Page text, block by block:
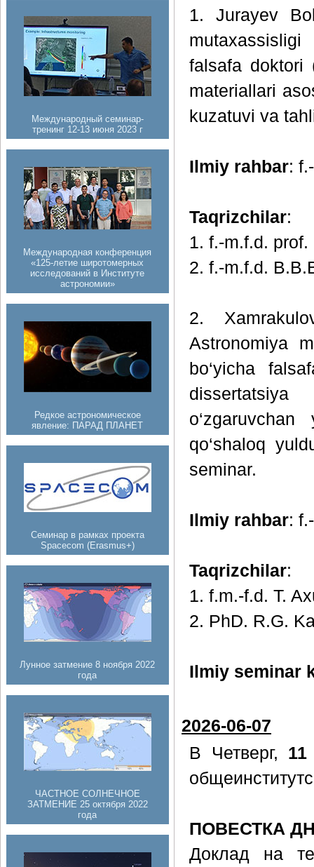
Международный семинар-
тренинг 12-13 июня 2023 г
Международная конференция
«125-летие широтомерных
исследований в Институте
астрономии»
Редкое астрономическое
явление: ПАРАД ПЛАНЕТ
Семинар в рамках проекта
Spacecom (Erasmus+)
Лунное затмение 8 ноября 2022
года
ЧАСТНОЕ СОЛНЕЧНОЕ
ЗАТМЕНИЕ 25 октября 2022
года
1. Jurayev
falsafa doktori
materiallari
kuzatuvi va
Ilmiy rahbar:
Taqrizchilar:
1. f.-m.f.d.
2. f.-m.f.d.
2.
Astronomiya
bo‘yicha
qo‘shaloq
seminar.
Ilmiy rahbar:
Taqrizchilar:
1. f.m.-f.d. T.
2. PhD. R.G.
Ilmiy seminar
2026-06-07
В Четверг,
ПОВЕСТКА
Доклад на